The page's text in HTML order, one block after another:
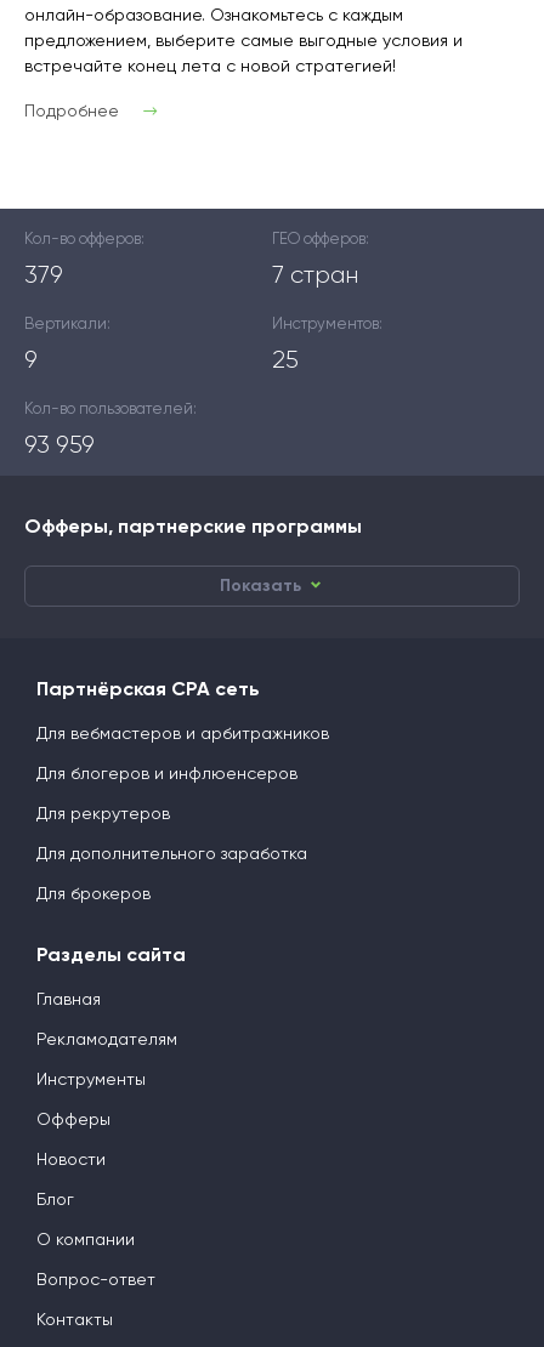
онлайн-образование. Ознакомьтесь с каждым
предложением, выберите самые выгодные условия и
встречайте конец лета с новой стратегией!
Подробнее
Кол-во офферов:
379
ГЕО офферов:
7 стран
Вертикали:
9
Инструментов:
25
Кол-во пользователей:
93 959
Офферы, партнерские программы
Показать
Партнёрская CPA сеть
Для вебмастеров и арбитражников
Для блогеров и инфлюенсеров
Для рекрутеров
Для дополнительного заработка
Для брокеров
Разделы сайта
Главная
Рекламодателям
Инструменты
Офферы
Новости
Блог
О компании
Вопрос-ответ
Контакты